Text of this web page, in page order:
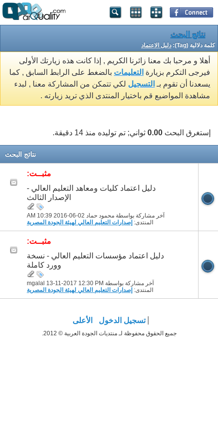
نتائج البحث
كلمة دلالية (Tag): دليل الاعتماد
أهلا و مرحبا بك معنا زائرنا الكريم , إذا كانت هذه زيارتك الأولى
فيرجى التكرم بزيارة التعليمات بالضغط على الرابط السابق , كما
يسعدنا أن تقوم بـ التسجيل لكي تتمكن من المشاركة معنا , لبدء
مشاهدة المواضيع قم باختيار المنتدى الذي تريد زيارته .
إستغرق البحث 0.00 ثواني; تم توليده منذ 14 دقيقة.
نتائج البحث
مثبــت:
دليل اعتماد كليات ومعاهد التعليم العالي -
الإصدار الثالث
آخر مشاركة بواسطة محمود حماد 02-06-2016
10:39 AM
المنتدى: إصدارات التعليم العالي لهيئة الجودة المصرية
مثبــت:
دليل اعتماد مؤسسات التعليم العالي - نسخة
وورد كاملة
آخر مشاركة بواسطة mgalal 13-11-2017 12:30 PM
المنتدى: إصدارات التعليم العالي لهيئة الجودة المصرية
تسجيل الدخول الأعلى
جميع الحقوق محفوظة لـ منتديات الجودة العربية © 2012.